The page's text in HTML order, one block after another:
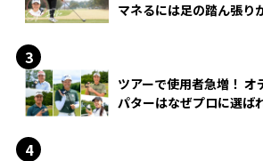
マネるには足の踏ん張り
ツアーで使用者急増！ オ
パターはなぜプロに選ば